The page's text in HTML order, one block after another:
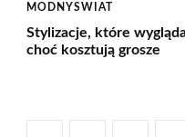
MODNYSWIAT
Stylizacje, które
choć kosztują grosze